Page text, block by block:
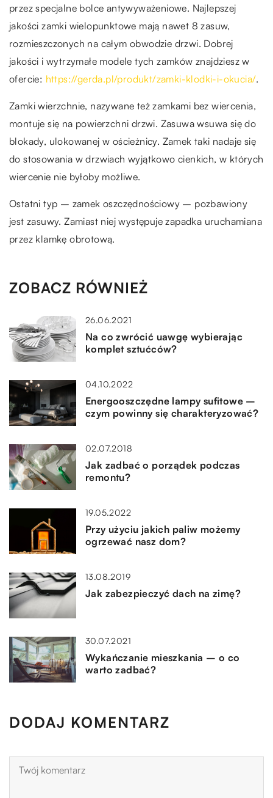
przez specjalne bolce antywyważeniowe. Najlepszej
jakości zamki wielopunktowe mają nawet 8 zasuw,
rozmieszczonych na całym obwodzie drzwi. Dobrej
jakości i wytrzymałe modele tych zamków znajdziesz w
ofercie: https://gerda.pl/produkt/zamki-klodki-i-okucia/.
Zamki wierzchnie, nazywane też zamkami bez wiercenia,
montuje się na powierzchni drzwi. Zasuwa wsuwa się do
blokady, ulokowanej w ościeżnicy. Zamek taki nadaje się
do stosowania w drzwiach wyjątkowo cienkich, w których
wiercenie nie byłoby możliwe.
Ostatni typ – zamek oszczędnościowy – pozbawiony
jest zasuwy. Zamiast niej występuje zapadka uruchamiana
przez klamkę obrotową.
ZOBACZ RÓWNIEŻ
26.06.2021
Na co zwrócić uawgę wybierając
komplet sztućców?
04.10.2022
Energooszczędne lampy sufitowe –
czym powinny się charakteryzować?
02.07.2018
Jak zadbać o porządek podczas
remontu?
19.05.2022
Przy użyciu jakich paliw możemy
ogrzewać nasz dom?
13.08.2019
Jak zabezpieczyć dach na zimę?
30.07.2021
Wykańczanie mieszkania – o co
warto zadbać?
DODAJ KOMENTARZ